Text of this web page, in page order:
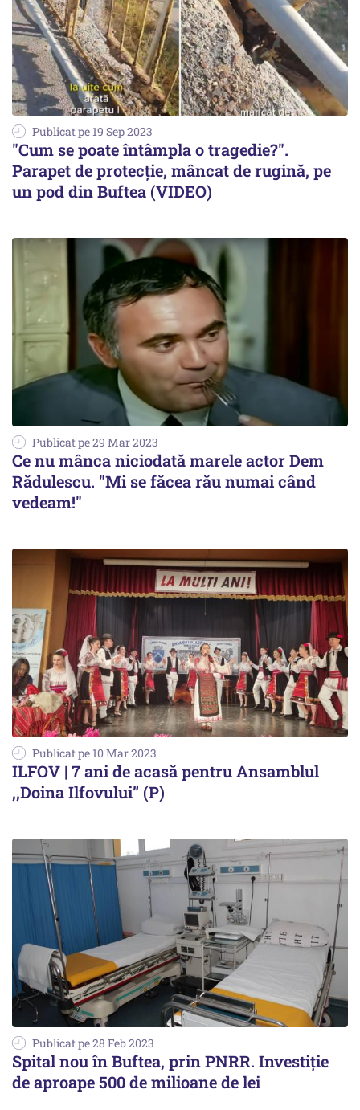
Publicat pe 19 Sep 2023
"Cum se poate întâmpla o tragedie?".
Parapet de protecție, mâncat de rugină, pe
un pod din Buftea (VIDEO)
Publicat pe 29 Mar 2023
Ce nu mânca niciodată marele actor Dem
Rădulescu. "Mi se făcea rău numai când
vedeam!"
Publicat pe 10 Mar 2023
ILFOV | 7 ani de acasă pentru Ansamblul
,,Doina Ilfovului” (P)
Publicat pe 28 Feb 2023
Spital nou în Buftea, prin PNRR. Investiție
de aproape 500 de milioane de lei